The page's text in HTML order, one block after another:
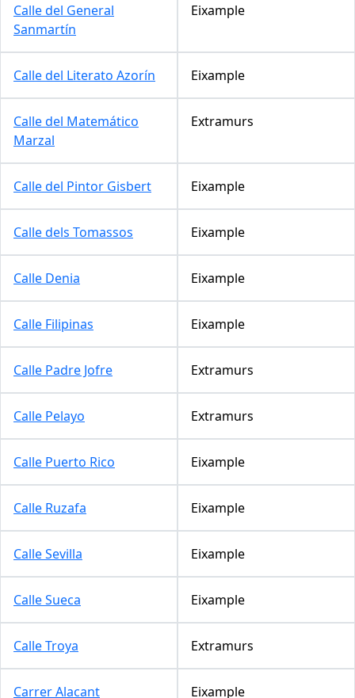
Calle del General
Sanmartín
Eixample
Calle del Literato Azorín Eixample
Calle del Matemático
Marzal
Extramurs
Calle del Pintor Gisbert Eixample
Calle dels Tomassos Eixample
Calle Denia Eixample
Calle Filipinas Eixample
Calle Padre Jofre Extramurs
Calle Pelayo Extramurs
Calle Puerto Rico Eixample
Calle Ruzafa Eixample
Calle Sevilla Eixample
Calle Sueca Eixample
Calle Troya Extramurs
Carrer Alacant Eixample